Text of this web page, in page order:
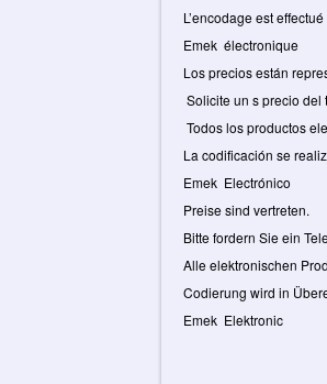
L’encodage est
Emek électronique
Los precios están
Solicite un s precio
Todos los productos
La codificación se
Emek Electrónico
Preise sind vertreten.
Bitte fordern Sie ein
Alle elektronischen
Codierung wird in
Emek Elektronic